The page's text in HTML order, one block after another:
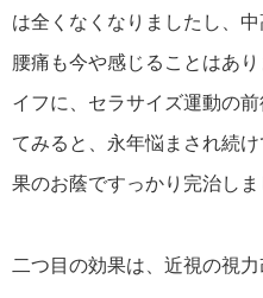
は全くなくなりましたし、
腰痛も今や感じることはあ
イフに、セラサイズ運動の
てみると、永年悩まされ続
果のお蔭ですっかり完治しま
二つ目の効果は、近視の視力